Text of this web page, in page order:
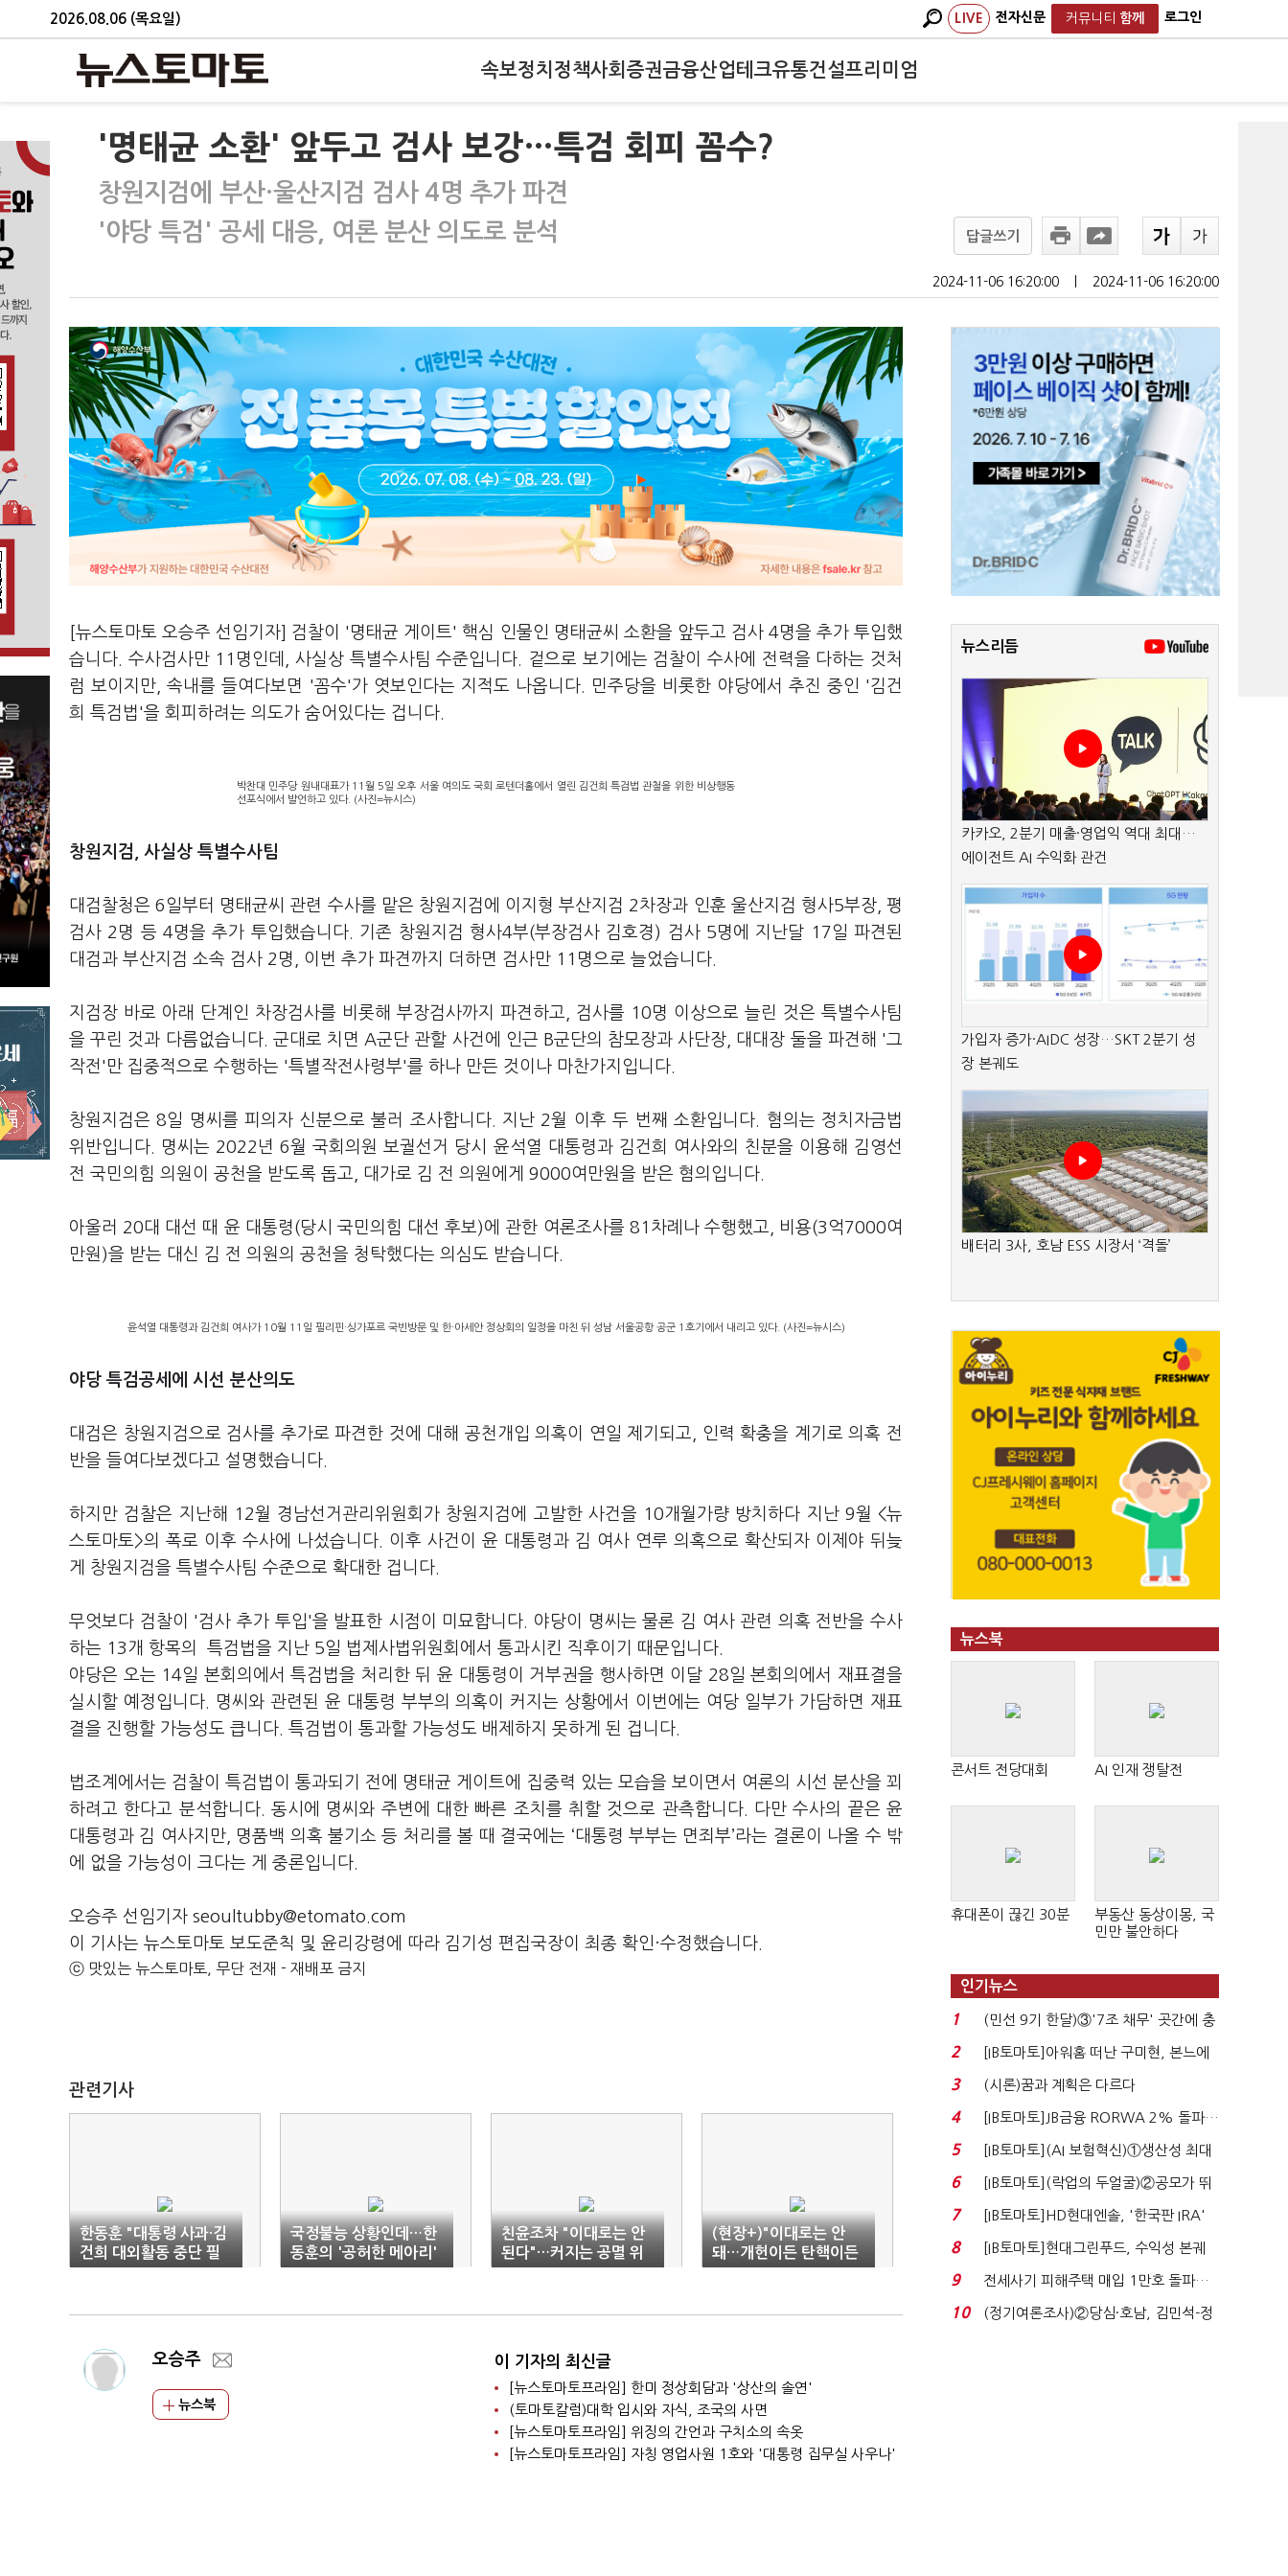
2026.08.06 (목요일) LIVE 전자신문 커뮤니티 함께 로그인
속보정치 정책사회 증권금융산업테크유통건설프리미엄
'명태균 소환' 앞두고 검사 보강…특검 회피 꼼수?
창원지검에 부산·울산지검 검사 4명 추가 파견
'야당 특검' 공세 대응, 여론 분산 의도로 분석
답글쓰기
2024-11-06 16:20:00 2024-11-06 16:20:00
[뉴스토마토 오승주 선임기자] 검찰이 '명태균 게이트' 핵심 인물인 명태균씨 소환을 앞두고 검사 4명을 추가 투입했
습니다. 수사검사만 11명인데, 사실상 특별수사팀 수준입니다. 겉으로 보기에는 검찰이 수사에 전력을 다하는 것처
럼 보이지만, 속내를 들여다보면 '꼼수'가 엿보인다는 지적도 나옵니다. 민주당을 비롯한 야당에서 추진 중인 '김건
희 특검법'을 회피하려는 의도가 숨어있다는 겁니다.
박찬대 민주당 원내대표가 11월 5일 오후 서울 여의도 국회 로텐더홀에서 열린 김건희 특검법 관철을 위한 비상행동
선포식에서 발언하고 있다. (사진=뉴시스)
창원지검, 사실상 특별수사팀
대검찰청은 6일부터 명태균씨 관련 수사를 맡은 창원지검에 이지형 부산지검 2차장과 인훈 울산지검 형사5부장, 평
검사 2명 등 4명을 추가 투입했습니다. 기존 창원지검 형사4부(부장검사 김호경) 검사 5명에 지난달 17일 파견된
대검과 부산지검 소속 검사 2명, 이번 추가 파견까지 더하면 검사만 11명으로 늘었습니다.
지검장 바로 아래 단계인 차장검사를 비롯해 부장검사까지 파견하고, 검사를 10명 이상으로 늘린 것은 특별수사팀
을 꾸린 것과 다름없습니다. 군대로 치면 A군단 관할 사건에 인근 B군단의 참모장과 사단장, 대대장 둘을 파견해 '그
작전'만 집중적으로 수행하는 '특별작전사령부'를 하나 만든 것이나 마찬가지입니다.
창원지검은 8일 명씨를 피의자 신분으로 불러 조사합니다. 지난 2월 이후 두 번째 소환입니다. 혐의는 정치자금법
위반입니다. 명씨는 2022년 6월 국회의원 보궐선거 당시 윤석열 대통령과 김건희 여사와의 친분을 이용해 김영선
전 국민의힘 의원이 공천을 받도록 돕고, 대가로 김 전 의원에게 9000여만원을 받은 혐의입니다.
아울러 20대 대선 때 윤 대통령(당시 국민의힘 대선 후보)에 관한 여론조사를 81차례나 수행했고, 비용(3억7000여
만원)을 받는 대신 김 전 의원의 공천을 청탁했다는 의심도 받습니다.
윤석열 대통령과 김건희 여사가 10월 11일 필리핀·싱가포르 국빈방문 및 한·아세안 정상회의 일정을 마친 뒤 성남 서울공항 공군 1호기에서 내리고 있다. (사진=뉴시스)
야당 특검공세에 시선 분산의도
대검은 창원지검으로 검사를 추가로 파견한 것에 대해 공천개입 의혹이 연일 제기되고, 인력 확충을 계기로 의혹 전
반을 들여다보겠다고 설명했습니다.
하지만 검찰은 지난해 12월 경남선거관리위원회가 창원지검에 고발한 사건을 10개월가량 방치하다 지난 9월 <뉴
스토마토>의 폭로 이후 수사에 나섰습니다. 이후 사건이 윤 대통령과 김 여사 연루 의혹으로 확산되자 이제야 뒤늦
게 창원지검을 특별수사팀 수준으로 확대한 겁니다.
무엇보다 검찰이 '검사 추가 투입'을 발표한 시점이 미묘합니다. 야당이 명씨는 물론 김 여사 관련 의혹 전반을 수사
하는 13개 항목의 특검법을 지난 5일 법제사법위원회에서 통과시킨 직후이기 때문입니다.
야당은 오는 14일 본회의에서 특검법을 처리한 뒤 윤 대통령이 거부권을 행사하면 이달 28일 본회의에서 재표결을
실시할 예정입니다. 명씨와 관련된 윤 대통령 부부의 의혹이 커지는 상황에서 이번에는 여당 일부가 가담하면 재표
결을 진행할 가능성도 큽니다. 특검법이 통과할 가능성도 배제하지 못하게 된 겁니다.
법조계에서는 검찰이 특검법이 통과되기 전에 명태균 게이트에 집중력 있는 모습을 보이면서 여론의 시선 분산을 꾀
하려고 한다고 분석합니다. 동시에 명씨와 주변에 대한 빠른 조치를 취할 것으로 관측합니다. 다만 수사의 끝은 윤
대통령과 김 여사지만, 명품백 의혹 불기소 등 처리를 볼 때 결국에는 ‘대통령 부부는 면죄부’라는 결론이 나올 수 밖
에 없을 가능성이 크다는 게 중론입니다.
오승주 선임기자 seoultubby@etomato.com
이 기사는 뉴스토마토 보도준칙 및 윤리강령에 따라 김기성 편집국장이 최종 확인·수정했습니다.
ⓒ 맛있는 뉴스토마토, 무단 전재 - 재배포 금지
관련기사
한동훈 "대통령 사과·김
건희 대외활동 중단 필
요"
국정불능 상황인데…한
동훈의 '공허한 메아리'
친윤조차 "이대로는 안
된다"…커지는 공멸 위
기
(현장+)"이대로는 안
돼…개헌이든 탄핵이든
선택해야"
오승주
뉴스북
이 기자의 최신글
[뉴스토마토프라임] 한미 정상회담과 '상산의 솔연'
(토마토칼럼)대학 입시와 자식, 조국의 사면
[뉴스토마토프라임] 위징의 간언과 구치소의 속옷
[뉴스토마토프라임] 자칭 영업사원 1호와 '대통령 집무실 사우나'
뉴스리듬
카카오, 2분기 매출·영업익 역대 최대…
에이전트 AI 수익화 관건
가입자 증가·AIDC 성장…SKT 2분기 성
장 본궤도
배터리 3사, 호남 ESS 시장서 ‘격돌’
뉴스북
콘서트 전당대회 AI 인재 쟁탈전
휴대폰이 끊긴 30분
부동산 동상이몽, 국
민만 불안하다
인기뉴스
1
(민선 9기 한달)③'7조 채무' 곳간에 충
격…추미애, 20년...
2
[IB토마토]아워홈 떠난 구미현, 본느에
340억 베팅…가...
3 (시론)꿈과 계획은 다르다
4
[IB토마토]JB금융 RORWA 2% 돌파…
실적 견인은 은행 ...
5
[IB토마토](AI 보험혁신)①생산성 최대
80% 개선…현실...
6
[IB토마토](락업의 두얼굴)②공모가 뛰
자 첫날 매도…FI ...
7
[IB토마토]HD현대엔솔, '한국판 IRA'
수혜 부상…세액공...
8
[IB토마토]현대그린푸드, 수익성 본궤
도…실적 개선에 ...
9
전세사기 피해주택 매입 1만호 돌파…
누적 피해자 4만2...
10
(정기여론조사)②당심·호남, 김민석-정